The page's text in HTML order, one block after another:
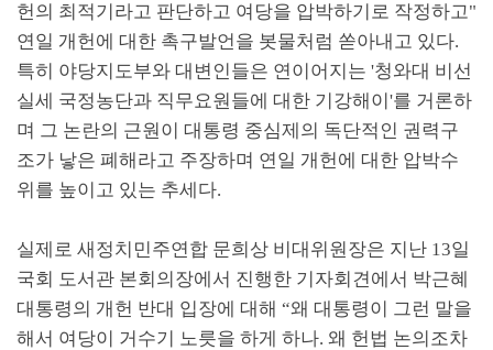
헌의 최적기라고 판단하고 여당을 압박하기로 작정하고"
연일 개헌에 대한 촉구발언을 봇물처럼 쏟아내고 있다.
특히 야당지도부와 대변인들은 연이어지는 '청와대 비선
실세 국정농단과 직무요원들에 대한 기강해이'를 거론하
며 그 논란의 근원이 대통령 중심제의 독단적인 권력구
조가 낳은 폐해라고 주장하며 연일 개헌에 대한 압박수
위를 높이고 있는 추세다.
실제로 새정치민주연합 문희상 비대위원장은 지난 13일
국회 도서관 본회의장에서 진행한 기자회견에서 박근혜
대통령의 개헌 반대 입장에 대해 “왜 대통령이 그런 말을
해서 여당이 거수기 노릇을 하게 하나. 왜 헌법 논의조차